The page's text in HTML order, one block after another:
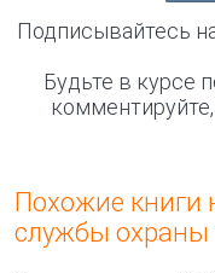
Подписывайтесь
Будьте в курсе
Похожие книги
службы